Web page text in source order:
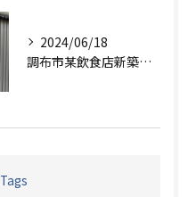
2024/06/18
調布市某飲食店新築工事
Tags